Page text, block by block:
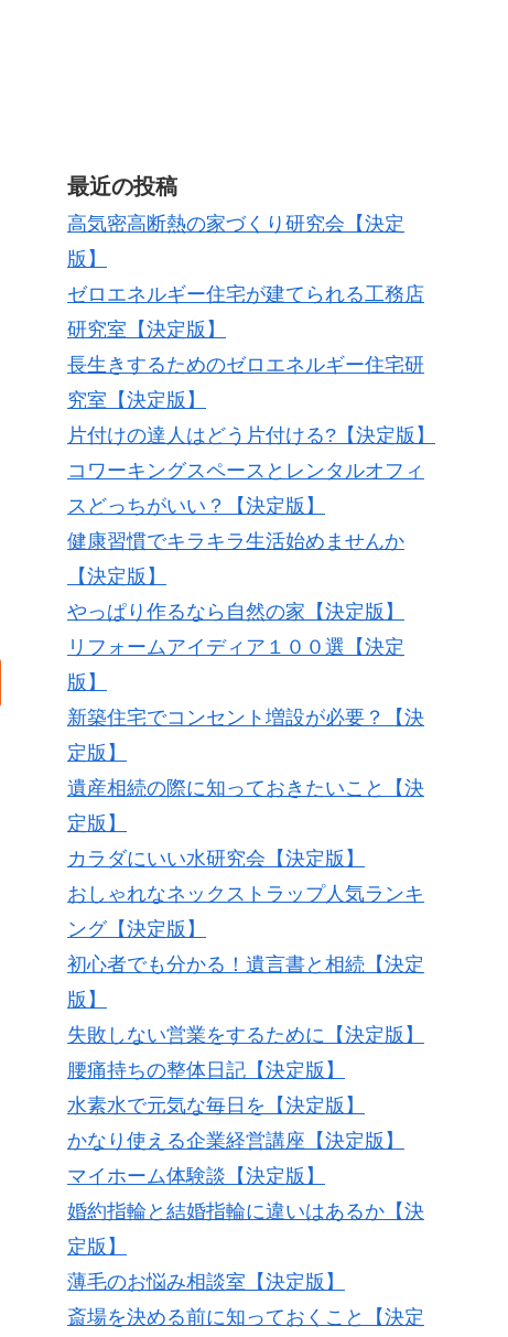
最近の投稿
高気密高断熱の家づくり研究会【決定
版】
ゼロエネルギー住宅が建てられる工務店
研究室【決定版】
長生きするためのゼロエネルギー住宅研
究室【決定版】
片付けの達人はどう片付ける?【決定版】
コワーキングスペースとレンタルオフィ
スどっちがいい？【決定版】
健康習慣でキラキラ生活始めませんか
【決定版】
やっぱり作るなら自然の家【決定版】
リフォームアイディア１００選【決定
版】
新築住宅でコンセント増設が必要？【決
定版】
遺産相続の際に知っておきたいこと【決
定版】
カラダにいい水研究会【決定版】
おしゃれなネックストラップ人気ランキ
ング【決定版】
初心者でも分かる！遺言書と相続【決定
版】
失敗しない営業をするために【決定版】
腰痛持ちの整体日記【決定版】
水素水で元気な毎日を【決定版】
かなり使える企業経営講座【決定版】
マイホーム体験談【決定版】
婚約指輪と結婚指輪に違いはあるか【決
定版】
薄毛のお悩み相談室【決定版】
斎場を決める前に知っておくこと【決定